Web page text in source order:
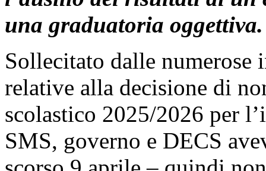
una graduatoria
Sollecitato dalle numerose
relative alla decisione di
scolastico 2025/2026 per
SMS, governo e DECS